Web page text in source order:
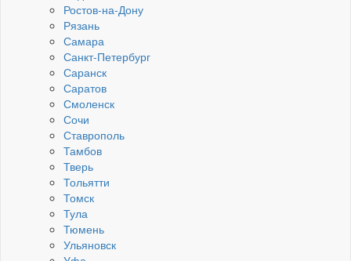
Ростов-на-Дону
Рязань
Самара
Санкт-Петербург
Саранск
Саратов
Смоленск
Сочи
Ставрополь
Тамбов
Тверь
Тольятти
Томск
Тула
Тюмень
Ульяновск